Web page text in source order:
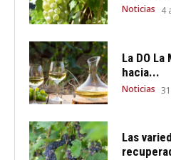
Noticias 4
La DO
hacia...
Noticias
Las